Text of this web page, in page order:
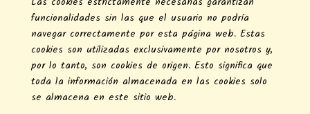
funcionalidades sin las que el usuario no podría
navegar correctamente por esta página web. Estas
cookies son utilizadas exclusivamente por nosotros y,
por lo tanto, son cookies de origen. Esto significa que
toda la información almacenada en las cookies solo
se almacena en este sitio web.